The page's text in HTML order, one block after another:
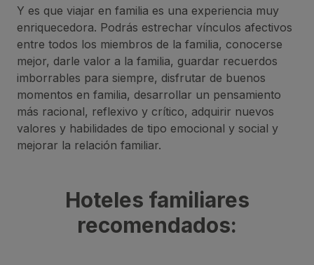
Y es que viajar en familia es una experiencia muy
enriquecedora. Podrás estrechar vínculos afectivos
entre todos los miembros de la familia, conocerse
mejor, darle valor a la familia, guardar recuerdos
imborrables para siempre, disfrutar de buenos
momentos en familia, desarrollar un pensamiento
más racional, reflexivo y crítico, adquirir nuevos
valores y habilidades de tipo emocional y social y
mejorar la relación familiar.
Hoteles familiares
recomendados: